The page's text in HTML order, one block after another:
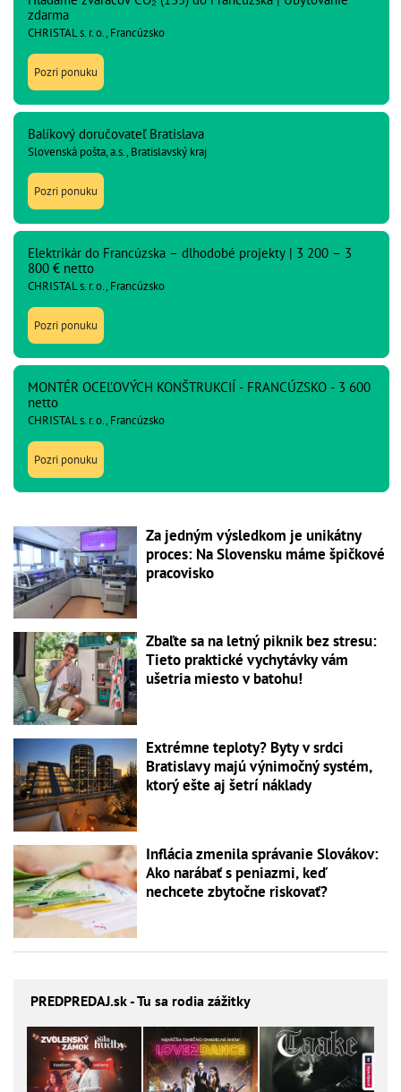
zdarma
CHRISTAL s. r. o., Francúzsko
Pozri ponuku
Balíkový doručovateľ Bratislava
Slovenská pošta, a.s., Bratislavský kraj
Pozri ponuku
Elektrikár do Francúzska – dlhodobé projekty | 3 200 – 3
800 € netto
CHRISTAL s. r. o., Francúzsko
Pozri ponuku
MONTÉR OCEĽOVÝCH KONŠTRUKCIÍ - FRANCÚZSKO - 3 600
netto
CHRISTAL s. r. o., Francúzsko
Pozri ponuku
Za jedným výsledkom je unikátny
proces: Na Slovensku máme špičkové
pracovisko
Zbaľte sa na letný piknik bez stresu:
Tieto praktické vychytávky vám
ušetria miesto v batohu!
Extrémne teploty? Byty v srdci
Bratislavy majú výnimočný systém,
ktorý ešte aj šetrí náklady
Inflácia zmenila správanie Slovákov:
Ako narábať s peniazmi, keď
nechcete zbytočne riskovať?
PREDPREDAJ.sk - Tu sa rodia zážitky